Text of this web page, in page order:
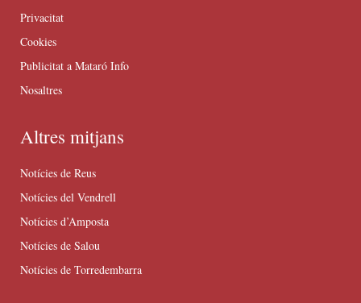
Privacitat
Cookies
Publicitat a Mataró Info
Nosaltres
Altres mitjans
Notícies de Reus
Notícies del Vendrell
Notícies d’Amposta
Notícies de Salou
Notícies de Torredembarra